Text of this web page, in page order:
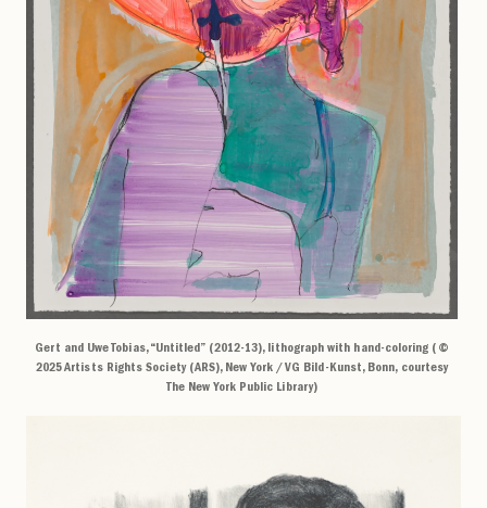
Gert and Uwe Tobias, “Untitled” (2012-13), lithograph with hand-coloring (©
2025 Artists Rights Society (ARS), New York / VG Bild-Kunst, Bonn, courtesy
The New York Public Library)